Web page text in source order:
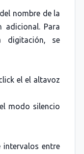
nombre de la
adicional. Para
digitación, se
el el altavoz
modo silencio
entre